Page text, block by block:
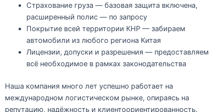
Страхование груза — базовая защита включена,
расширенный полис — по запросу
Покрытие всей территории КНР— забираем
автомобили из любого региона Китая
Лицензии, допуски и разрешения — предоставляем
всё необходимое в рамках законодательства
Наша компания много лет успешно работает на
международном логистическом рынке, опираясь на
репутацию, надёжность и клиентоориентированность.